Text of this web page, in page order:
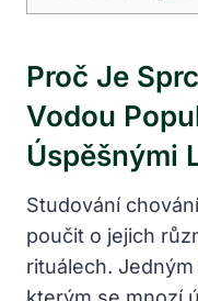
Proč Je
Vodou
Úspěšnými
Studování
poučit o jejich
rituálech.